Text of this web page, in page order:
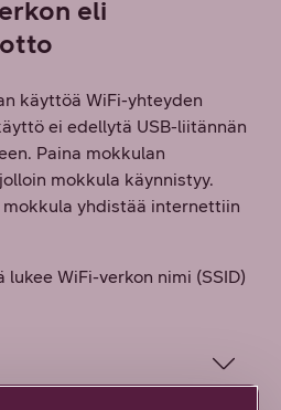
eli
käyttöä WiFi-yhteyden
ei edellytä USB-liitännän
Paina mokkulan
mokkula käynnistyy.
yhdistää internettiin
WiFi-verkon nimi (SSID)